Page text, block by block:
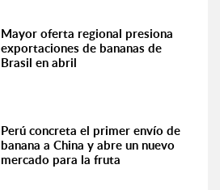
Mayor oferta regional presiona
exportaciones de bananas de
Brasil en abril
Perú concreta el primer envío de
banana a China y abre un nuevo
mercado para la fruta